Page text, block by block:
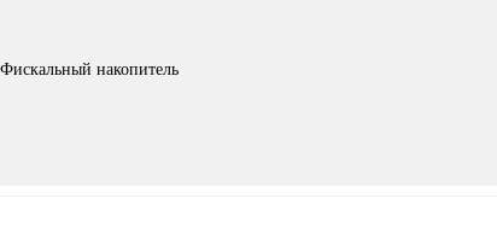
Фискальный накопитель